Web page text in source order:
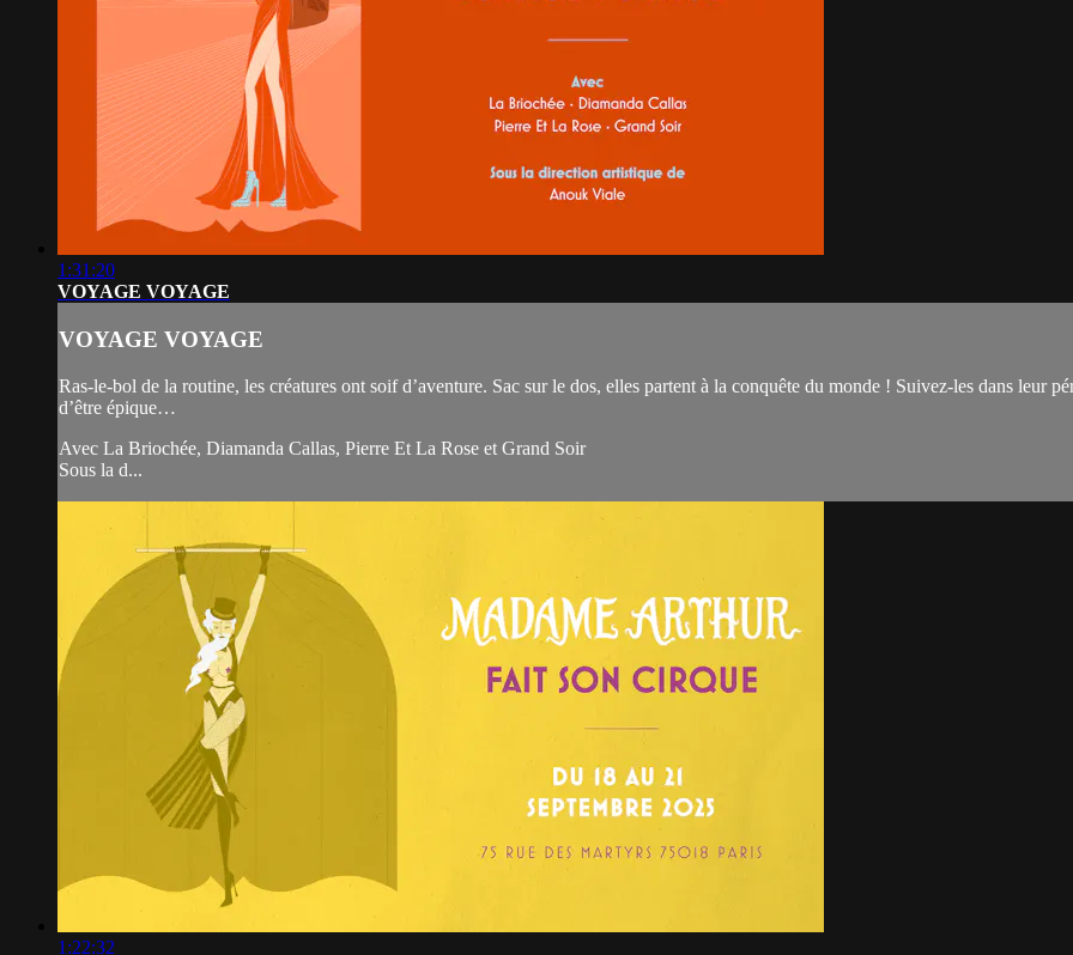
1:31:20
VOYAGE VOYAGE
VOYAGE VOYAGE
Ras-le-bol de la routine, les créatures ont soif d’aventure. Sac sur le dos, elles partent à la conquête du monde ! Suivez-les dans leur
d’être épique…
Avec La Briochée, Diamanda Callas, Pierre Et La Rose et Grand Soir
Sous la d...
1:22:32